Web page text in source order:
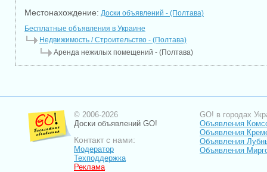
Местонахождение: Доски объявлений - (Полтава)
Бесплатные объявления в Украине
Недвижимость / Строительство - (Полтава)
Аренда нежилых помещений - (Полтава)
© 2006-2026
Доски объявлений GO!
Контакт с нами:
Модератор
Техподдержка
Реклама
GO! в городах
Объявления
Объявления
Объявления
Объявления